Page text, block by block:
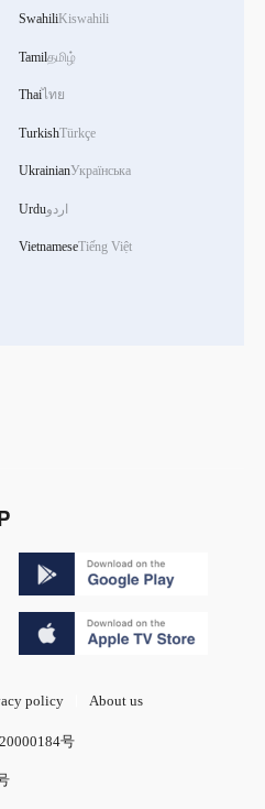
SwahiliKiswahili
Tamilதமிழ்
Thaiไทย
TurkishTürkçe
UkrainianУкраїнська
Urduاردو
VietnameseTiếng Việt
policy About us
号